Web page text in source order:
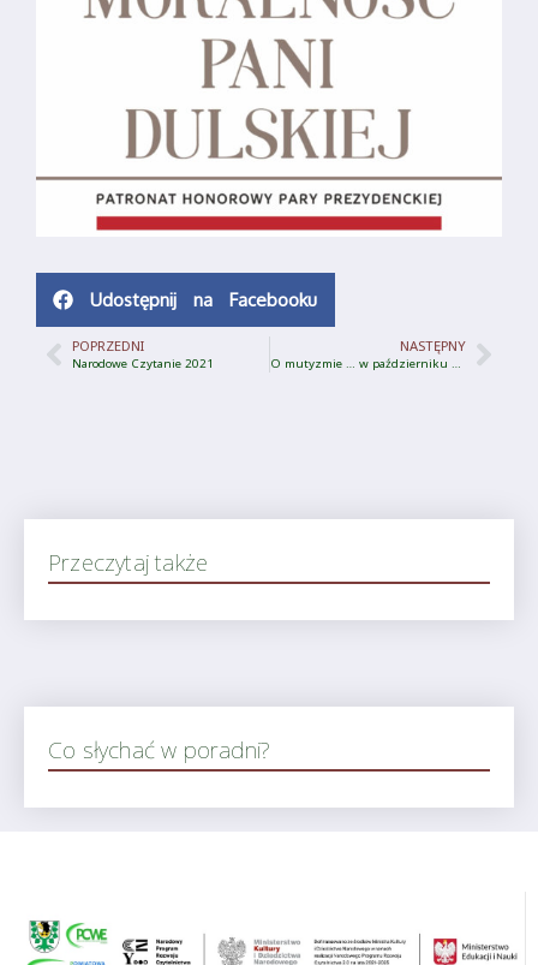
Udostępnij na Facebooku
POPRZEDNI
Narodowe Czytanie 2021
NASTĘPNY
O mutyzmie … w październiku 2021
Przeczytaj także
Co słychać w poradni?